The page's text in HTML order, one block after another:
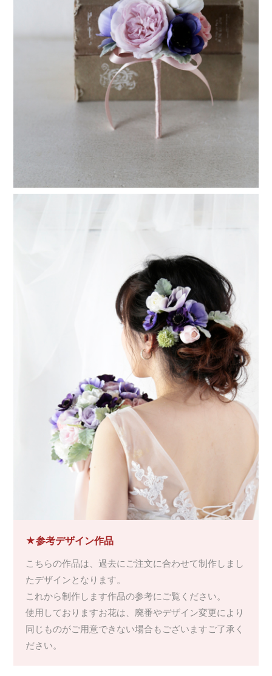
★参考デザイン作品
こちらの作品は、過去にご注文に合わせて制作しまし
たデザインとなります。
これから制作します作品の参考にご覧ください。
使用しておりますお花は、廃番やデザイン変更により
同じものがご用意できない場合もございますご了承く
ださい。